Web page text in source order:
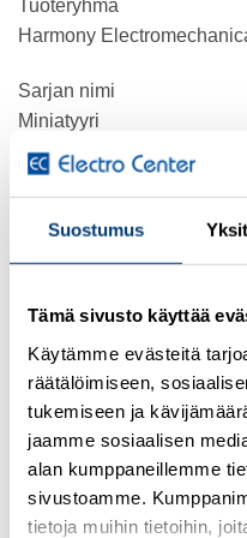
Suostumus
Tämä sivusto käyttää
Käytämme evästeitä
räätälöimiseen,
tukemiseen ja
jaamme sosiaalisen
alan kumppaneillemme
sivustoamme.
tietoja muihin tietoihin,
Tuoteryhmä
Harmony
Sarjan nimi
Miniatyyri
Tuote tai komponentti tyyppi
Laitteen lyhytnimi
Koskettimen tyyppi ja
4 C/O
[Uc] Ohjauspiirin jännite
24 V DC
Tila LED
Ilman